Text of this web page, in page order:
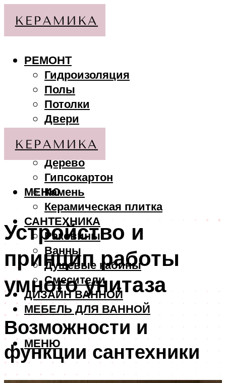
РЕМОНТ
Гидроизоляция
Полы
Потолки
Двери
МАТЕРИАЛЫ
Дерево
Гипсокартон
Камень
Керамическая плитка
САНТЕХНИКА
Раковины
Ванны
Душевые кабины
Смесители
ДИЗАЙН ВАННОЙ
МЕБЕЛЬ ДЛЯ ВАННОЙ
МЕНЮ
МЕНЮ
Устройство и
принцип работы
умного унитаза
Возможности и
функции сантехники